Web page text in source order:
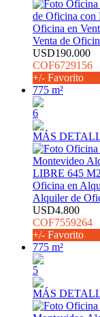
Oficina en
Venta de
USD190.000
COF6729156
+/- Favorito
775 m²
6
MÁS
Oficina en
Alquiler de
USD4.800
COF7559264
+/- Favorito
775 m²
5
MÁS